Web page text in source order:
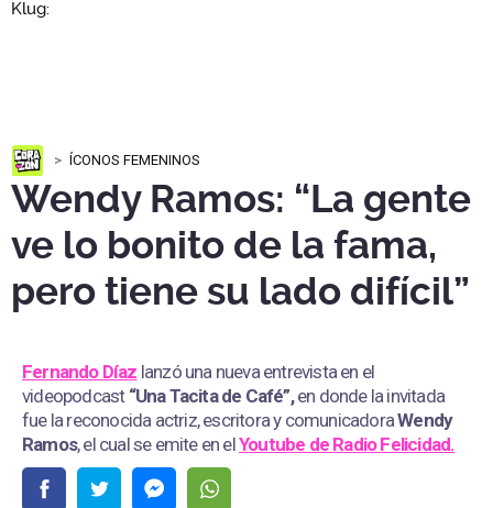
ÍCONOS FEMENINOS
Wendy Ramos: “La gente
ve lo bonito de la fama,
pero tiene su lado difícil”
Fernando Díaz lanzó una nueva entrevista en el
videopodcast “Una Tacita de Café”,en donde la invitada
fue la reconocida actriz, escritora y comunicadoraWendy
Ramos, el cual se emite en elYoutube de Radio Felicidad.